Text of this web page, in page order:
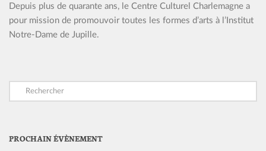
Depuis plus de quarante ans, le Centre Culturel Charlemagne a
pour mission de promouvoir toutes les formes d’arts à l’Institut
Notre-Dame de Jupille.
PROCHAIN ÉVÈNEMENT